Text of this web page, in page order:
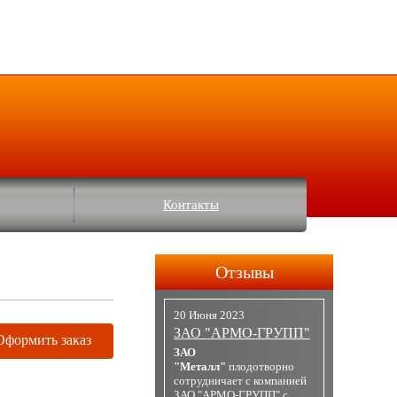
Контакты
заказ
Отзывы
20 Июня 2023
ЗАО "АРМО-ГРУПП"
ЗАО
"Металл" плодотворно
сотрудничает с компанией